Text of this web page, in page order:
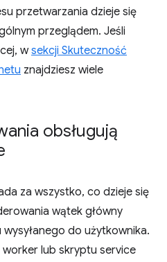
przetwarzania dzieje się
przeglądem. Jeśli
wsekcji Skuteczność
znajdziesz wiele
obsługują
za wszystko, co dzieje się
wątek główny
do użytkownika.
lub skryptu service